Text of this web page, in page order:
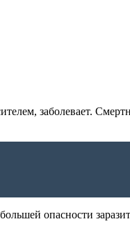
заболевает.
опасности